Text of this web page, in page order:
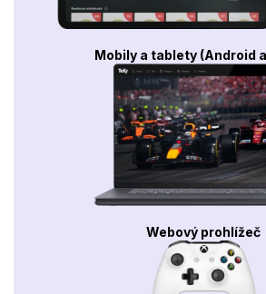
Mobily a tablety (Android
Webový prohlížeč